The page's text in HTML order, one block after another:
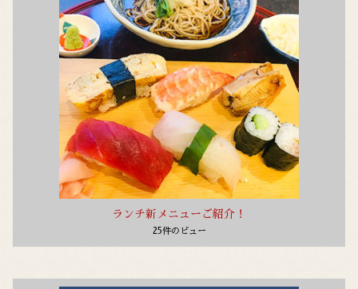
ランチ新メニューご紹介！
25件のビュー